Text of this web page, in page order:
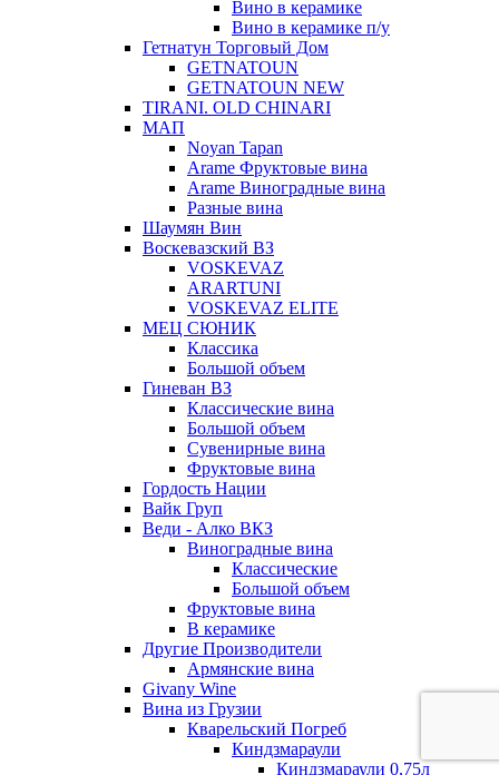
Вино в керамике
Вино в керамике п/у
Гетнатун Торговый Дом
GETNATOUN
GETNATOUN NEW
TIRANI. OLD CHINARI
МАП
Noyan Tapan
Arame Фруктовые вина
Arame Виноградные вина
Разные вина
Шаумян Вин
Воскевазский ВЗ
VOSKEVAZ
ARARTUNI
VOSKEVAZ ELITE
МЕЦ СЮНИК
Классика
Большой объем
Гиневан ВЗ
Классические вина
Большой объем
Сувенирные вина
Фруктовые вина
Гордость Нации
Вайк Груп
Веди - Алко ВКЗ
Виноградные вина
Классические
Большой объем
Фруктовые вина
В керамике
Другие Производители
Армянские вина
Givany Wine
Вина из Грузии
Кварельский Погреб
Киндзмараули
Киндзмараули 0,75л